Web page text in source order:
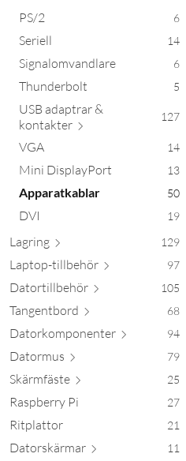
PS/2 6
Seriell 14
Signalomvandlare 6
Thunderbolt 5
USB adaptrar &
kontakter 127
VGA 14
Mini DisplayPort 13
Apparatkablar 50
DVI 19
Lagring 129
Laptop-tillbehör 97
Datortillbehör 105
Tangentbord 68
Datorkomponenter 94
Datormus 79
Skärmfäste 25
Raspberry Pi 27
Ritplattor 21
Datorskärmar 11